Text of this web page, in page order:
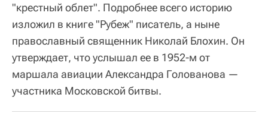
"крестный облет". Подробнее всего историю
изложил в книге "Рубеж" писатель, а ныне
православный священник Николай Блохин. Он
утверждает, что услышал ее в 1952-м от
маршала авиации Александра Голованова —
участника Московской битвы.